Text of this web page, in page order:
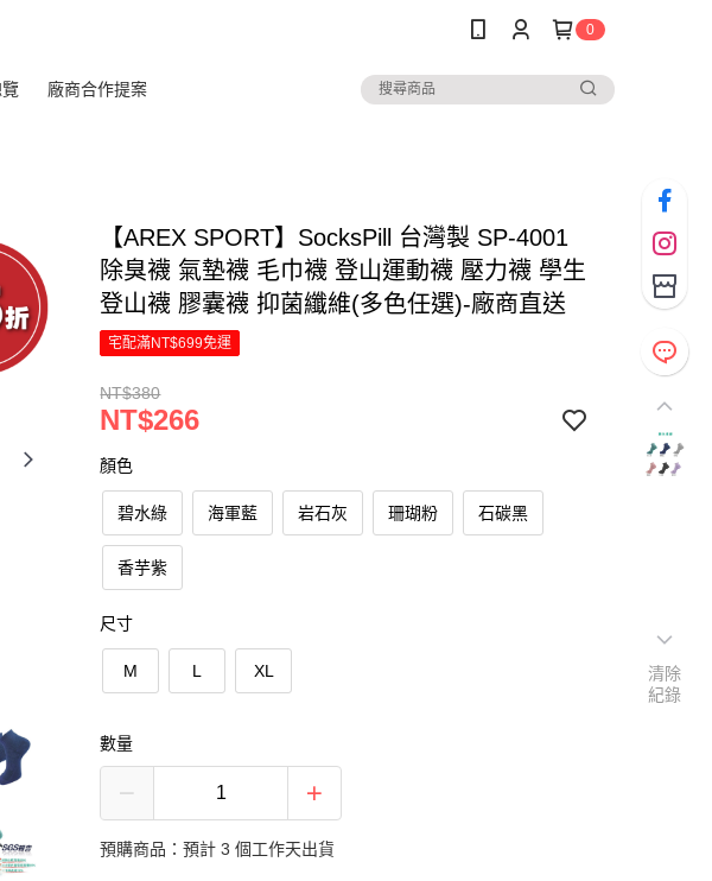
0
廠商合作提案
【AREX SPORT】SocksPill 台灣製 SP-4001
除臭襪 氣墊襪 毛巾襪 登山運動襪 壓力襪 學生
登山襪 膠囊襪 抑菌纖維(多色任選)-廠商直送
宅配滿NT$699免運
NT$380
NT$266
顏色
碧水綠 海軍藍 岩石灰 珊瑚粉 石碳黑
香芋紫
尺寸
M L XL
數量
預購商品：預計 3 個工作天出貨
清除
紀錄